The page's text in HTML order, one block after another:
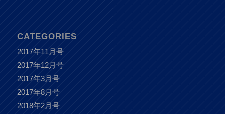
CATEGORIES
2017年11月号
2017年12月号
2017年3月号
2017年8月号
2018年2月号